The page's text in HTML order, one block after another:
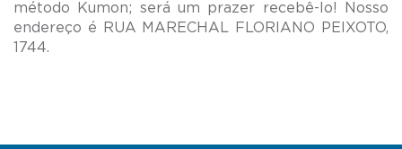
método Kumon; será um prazer recebê-lo! Nosso
endereço é RUA MARECHAL FLORIANO PEIXOTO,